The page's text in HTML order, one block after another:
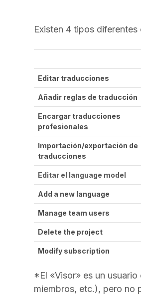
Existen 4 tipos diferentes
Editar traducciones
Añadir reglas de traducción
Encargar traducciones
profesionales
Importación/exportación de
traducciones
Editar el language model
Add a new language
Manage team users
Delete the project
Modify subscription
*El «Visor» es un
miembros, etc.), pero no